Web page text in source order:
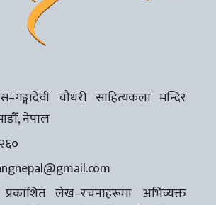
चौधरी साहित्यकला मन्दिर
नेपाल
लेख–रचनाहरूमा अभिव्यक्त